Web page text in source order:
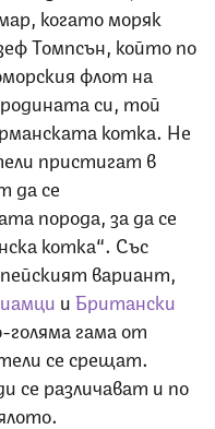
когато моряк
Томпсън, който по
флот на
си, той
котка. Не
пристигат в
да се
порода, за да се
котка“. Със
вариант,
иБритански
голяма гама от
се срещат.
се различават и по